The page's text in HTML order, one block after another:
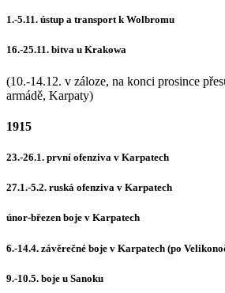
1.-5.11. ústup a transport k Wolbromu
16.-25.11. bitva u Krakowa
(10.-14.12. v záloze, na konci prosince
armádě, Karpaty)
1915
23.-26.1. první ofenziva v Karpatech
27.1.-5.2. ruská ofenziva v Karpatech
únor-březen boje v Karpatech
6.-14.4. závěrečné boje v Karpatech (po
9.-10.5. boje u Sanoku